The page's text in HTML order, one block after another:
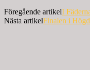
Föregående artikelI
Nästa artikelFinalen i